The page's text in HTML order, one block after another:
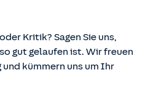
Versicherungsvertrag
(VAG)
und -
Kritik? Sagen Sie uns,
gut gelaufen ist. Wir freuen
kümmern uns um Ihr